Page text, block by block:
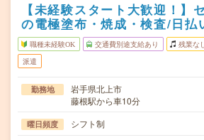
【未経験スタート大歓迎！】
の電極塗布・焼成・検査/日払
職種未経験OK 交通費別途支給あり 残業なし
派遣
勤務地
岩手県北上市
藤根駅から車10分
曜日頻度 シフト制